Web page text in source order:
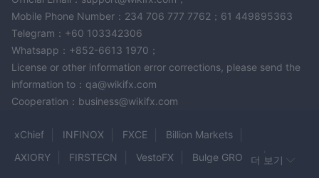
Mobile Phone Number：234 706 777 7762；61 449895363
Telegram：+60 103342306
Whatsapp：+852-6613 1970；
License or other information error corrections, please send the
information to：qa@wikifx.com
Cooperation：business@wikifx.com
xChief INFINOX FXCE
Billion Markets
AXIORY
FIRSTECN VestoFX
Bulge GROUP더 보기